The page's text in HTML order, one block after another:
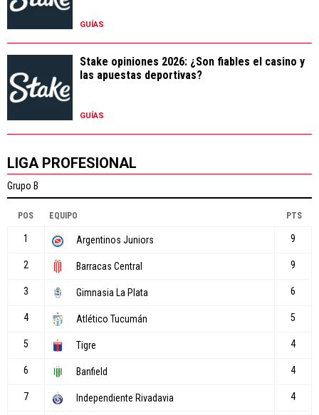
GUÍAS
Stake opiniones 2026: ¿Son fiables el casino y
las apuestas deportivas?
GUÍAS
LIGA PROFESIONAL